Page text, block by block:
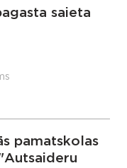
saieta
pamatskolas